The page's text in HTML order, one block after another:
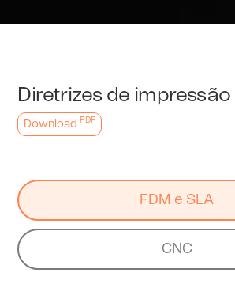
Diretrizes de impressão
DownloadPDF
FDM e SLA
CNC